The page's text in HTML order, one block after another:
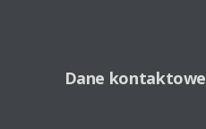
Dane kontaktowe